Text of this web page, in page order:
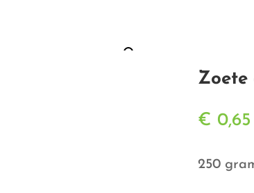
Zoete
€ 0,65
250